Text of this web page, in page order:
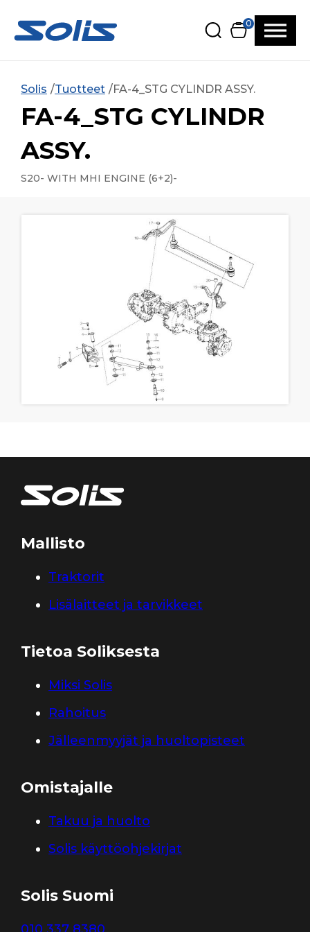
0
Solis Tuotteet FA-4_STG CYLINDR ASSY.
FA-4_STG CYLINDR
ASSY.
S20- WITH MHI ENGINE (6+2)-
Mallisto
Traktorit
Lisälaitteet ja tarvikkeet
Tietoa Soliksesta
Miksi Solis
Rahoitus
Jälleenmyyjät ja huoltopisteet
Omistajalle
Takuu ja huolto
Solis käyttöohjekirjat
Solis Suomi